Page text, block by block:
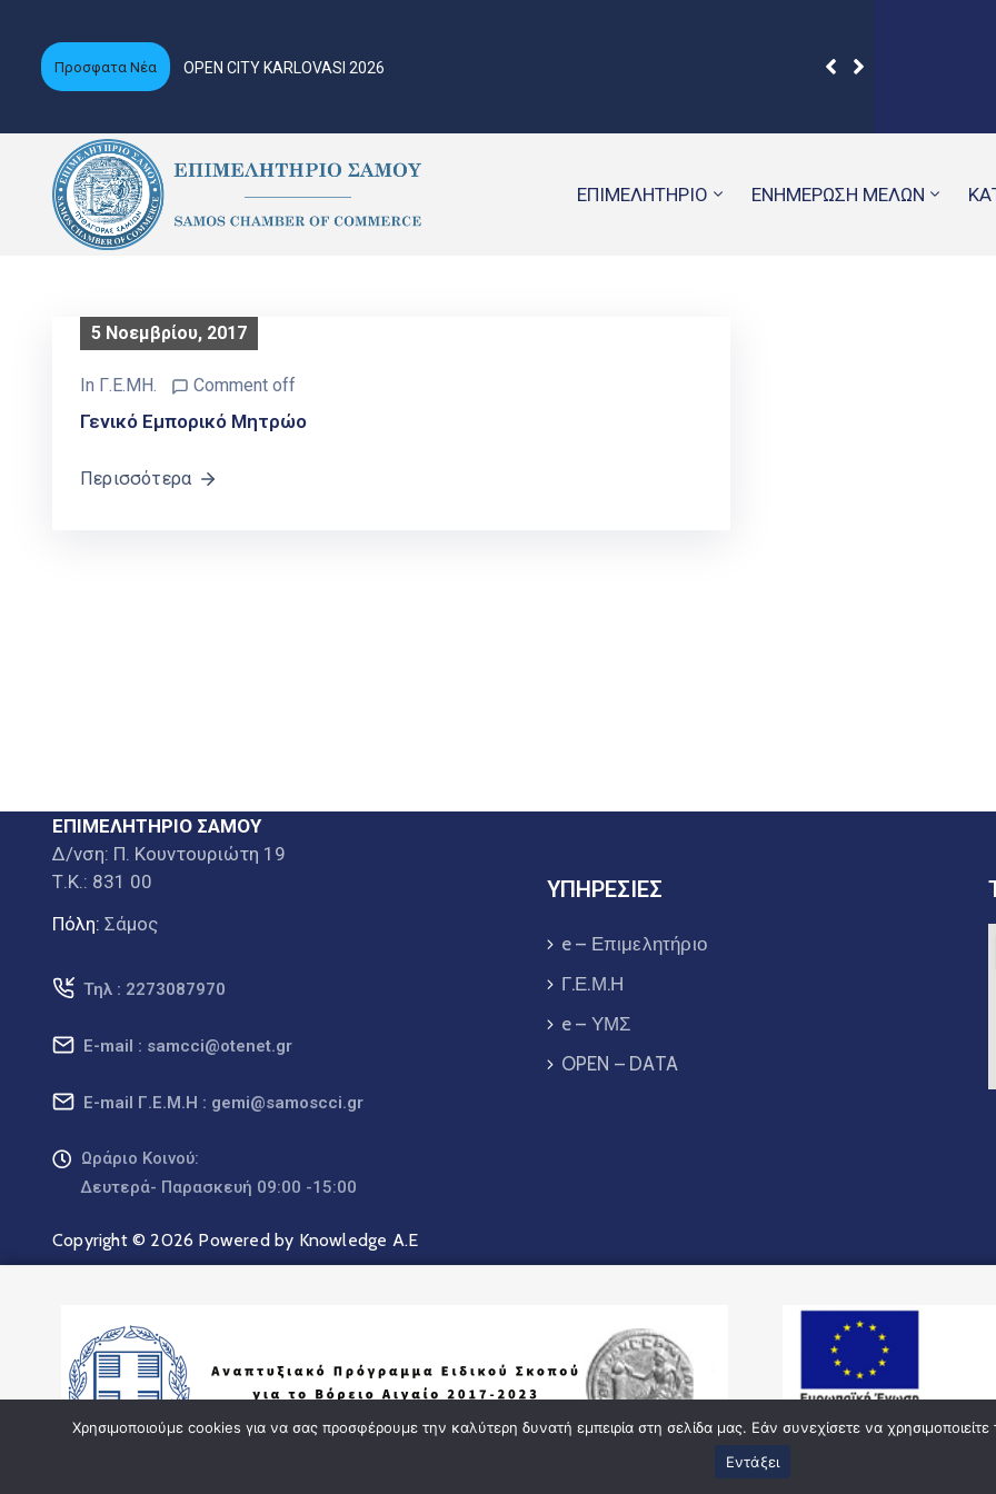
Προσφατα Νέα OPEN CITY KARLOVASI 2026
ΕΠΙΜΕΛΗΤΗΡΙΟ ΕΝΗΜΕΡΩΣΗ ΜΕΛΩΝ
5 Νοεμβρίου, 2017
In Γ.Ε.ΜΗ. Comment off
Γενικό Εμπορικό Μητρώο
Περισσότερα
ΕΠΙΜΕΛΗΤΗΡΙΟ ΣΑΜΟΥ
Δ/νση: Π. Κουντουριώτη 19
Τ.Κ.: 831 00
Πόλη: Σάμος
Τηλ : 2273087970
E-mail : samcci@otenet.gr
E-mail Γ.Ε.Μ.Η : gemi@samoscci.gr
Ωράριο Κοινού:
Δευτερά- Παρασκευή 09:00 -15:00
Copyright © 2026 Powered by Knowledge A.E
ΥΠΗΡΕΣΙΕΣ
e – Επιμελητήριο
Γ.Ε.Μ.Η
e – ΥΜΣ
OPEN – DATA
Χρησιμοποιούμε cookies για να σας προσφέρουμε την καλύτερη δυνατή εμπειρία στη σελίδα μας. Εάν συνεχίσετε να
Εντάξει